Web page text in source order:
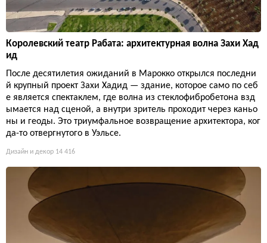
Королевский театр Рабата: архитектурная волна Захи Хад
ид
После десятилетия ожиданий в Марокко открылся последни
й крупный проект Захи Хадид — здание, которое само по себ
е является спектаклем, где волна из стеклофибробетона взд
ымается над сценой, а внутри зритель проходит через каньо
ны и геоды. Это триумфальное возвращение архитектора, ког
да-то отвергнутого в Уэльсе.
Дизайн и декор 14 416